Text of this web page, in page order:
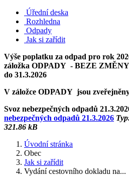
Úřední deska
Rozhledna
Odpady
Jak si zařídit
Výše poplatku za odpad pro rok
záložka ODPADY - BEZE
do 31.3.2026
V záložce ODPADY jsou
Svoz nebezpečných odpadů
nebezpečných odpadů 21.3.2026
321.86 kB
Úvodní stránka
Obec
Jak si zařídit
Vydání cestovního dokladu na...